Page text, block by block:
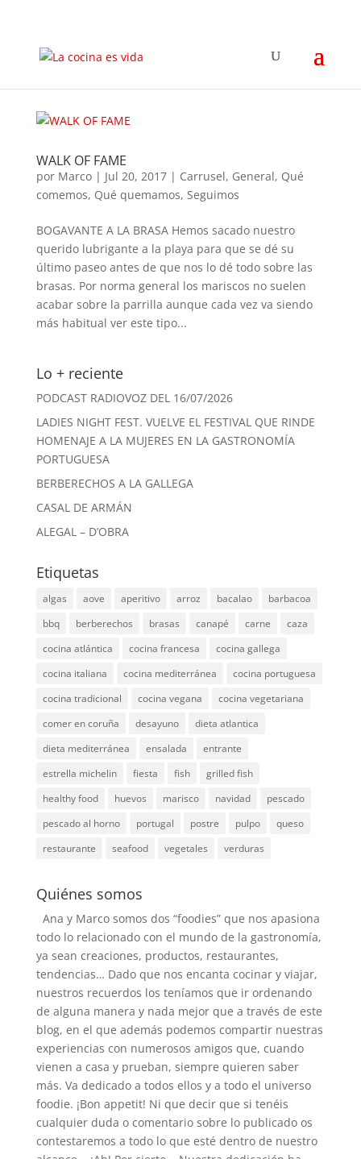
WALK OF FAME
por Marco| Jul 20, 2017| Carrusel, General, Qué
comemos, Qué quemamos, Seguimos
BOGAVANTE A LA BRASA Hemos sacado nuestro
querido lubrigante a la playa para que se dé su
último paseo antes de que nos lo dé todo sobre las
brasas. Por norma general los mariscos no suelen
acabar sobre la parrilla aunque cada vez va siendo
más habitual ver este tipo...
Lo + reciente
PODCAST RADIOVOZ DEL 16/07/2026
LADIES NIGHT FEST. VUELVE EL FESTIVAL QUE RINDE
HOMENAJE A LA MUJERES EN LA GASTRONOMÍA
PORTUGUESA
BERBERECHOS A LA GALLEGA
CASAL DE ARMÁN
ALEGAL – D’OBRA
Etiquetas
algas aove aperitivo arroz bacalao
barbacoa
bbq
berberechos brasas canapé carne
caza
cocina atlántica
cocina francesa
cocina gallega
cocina italiana
cocina mediterránea
cocina portuguesa
cocina tradicional
cocina vegana
cocina vegetariana
comer en coruña
desayuno
dieta atlantica
dieta mediterránea
ensalada
entrante
estrella michelin
fiesta fish
grilled fish
healthy food
huevos marisco navidad
pescado
pescado al horno
portugal postre pulpo
queso
restaurante
seafood vegetales verduras
Quiénes somos
Ana y Marco somos dos “foodies” que nos apasiona
todo lo relacionado con el mundo de la gastronomía,
ya sean creaciones, productos, restaurantes,
tendencias… Dado que nos encanta cocinar y viajar,
nuestros recuerdos los teníamos que ir ordenando
de alguna manera y nada mejor que a través de este
blog, en el que además podemos compartir nuestras
experiencias con numerosos amigos que, cuando
vienen a casa y prueban, siempre quieren saber
más. Va dedicado a todos ellos y a todo el universo
foodie. ¡Bon appetit! Ni que decir que si tenéis
cualquier duda o comentario sobre lo publicado os
contestaremos a todo lo que esté dentro de nuestro